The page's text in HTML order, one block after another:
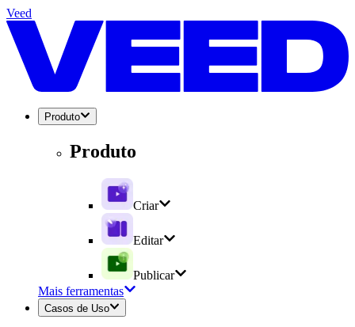
Veed
Produto
Produto
Criar
Editar
Publicar
Mais ferramentas
Casos de Uso